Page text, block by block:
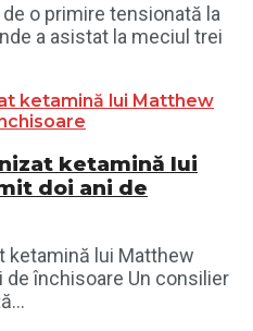
o primire tensionată la
a asistat la meciul trei
ketamină lui
doi ani de
ketamină lui Matthew
de închisoare Un consilier